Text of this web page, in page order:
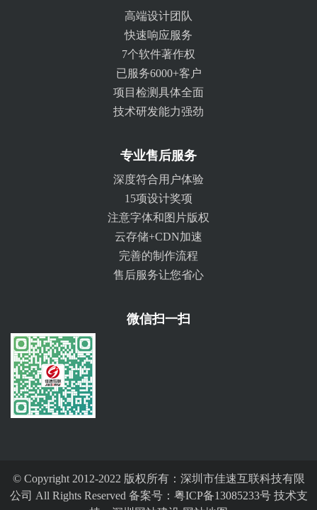
高端设计团队
快速响应服务
7个软件著作权
已服务6000+客户
项目检测具体全面
技术研发能力强劲
专业售后服务
深度符合用户体验
15项设计奖项
注意字体和图片版权
云存储+CDN加速
完善的制作流程
售后服务让您省心
微信扫一扫
© Copyright 2012-2022 版权所有：深圳市佳速互联科技有限
公司 All Rights Reserved 备案号： 粤ICP备13085233号技术支